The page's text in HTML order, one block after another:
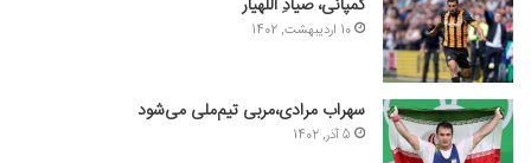
کمپانی، صیادِ اللهیار
10 اردیبهشت, 1402
سهراب مرادی،مربی تیم‌ملی می‌شود
5 آذر, 1402